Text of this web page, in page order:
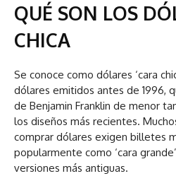
QUÉ SON LOS
CHICA
Se conoce como dólares ‘cara
dólares emitidos antes de 1996,
de Benjamin Franklin de menor
los diseños más recientes.
comprar dólares exigen billetes
popularmente como ‘cara
versiones más antiguas.